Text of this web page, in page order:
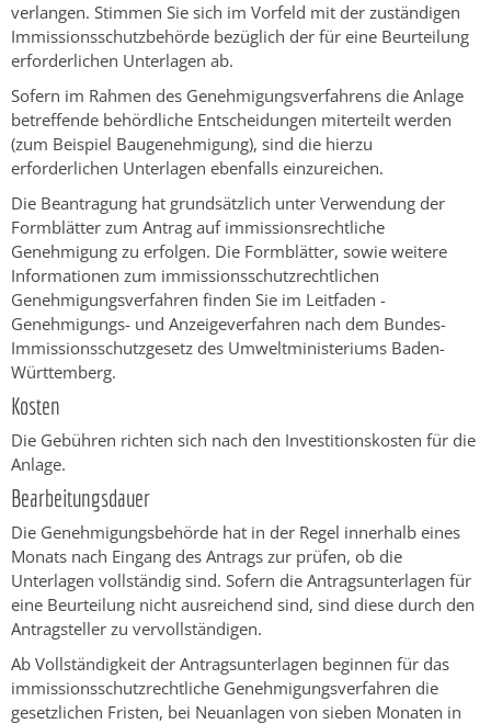
verlangen. Stimmen Sie sich im Vorfeld mit der zuständigen
Immissionsschutzbehörde bezüglich der für eine Beurteilung
erforderlichen Unterlagen ab.
Sofern im Rahmen des Genehmigungsverfahrens die Anlage
betreffende behördliche Entscheidungen miterteilt werden
(zum Beispiel Baugenehmigung), sind die hierzu
erforderlichen Unterlagen ebenfalls einzureichen.
Die Beantragung hat grundsätzlich unter Verwendung der
Formblätter zum Antrag auf immissionsrechtliche
Genehmigung zu erfolgen. Die Formblätter, sowie weitere
Informationen zum immissionsschutzrechtlichen
Genehmigungsverfahren finden Sie im Leitfaden -
Genehmigungs- und Anzeigeverfahren nach dem Bundes-
Immissionsschutzgesetz des Umweltministeriums Baden-
Württemberg.
Kosten
Die Gebühren richten sich nach den Investitionskosten für die
Anlage.
Bearbeitungsdauer
Die Genehmigungsbehörde hat in der Regel innerhalb eines
Monats nach Eingang des Antrags zur prüfen, ob die
Unterlagen vollständig sind. Sofern die Antragsunterlagen für
eine Beurteilung nicht ausreichend sind, sind diese durch den
Antragsteller zu vervollständigen.
Ab Vollständigkeit der Antragsunterlagen beginnen für das
immissionsschutzrechtliche Genehmigungsverfahren die
gesetzlichen Fristen, bei Neuanlagen von sieben Monaten in